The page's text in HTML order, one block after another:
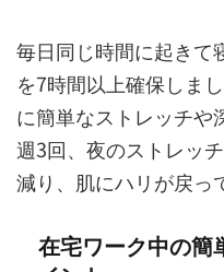
毎日同じ時間に起きて
を7時間以上確保しま
に簡単なストレッチや
週3回、夜のストレッ
減り、肌にハリが戻っ
在宅ワーク中の簡